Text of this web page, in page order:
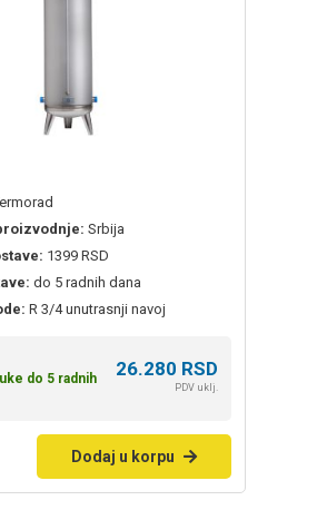
Srbija
1399 RSD
do 5 radnih dana
R 3/4 unutrasnji navoj
do 5 radnih
26.280 RSD
PDV uklj.
Dodaj u korpu